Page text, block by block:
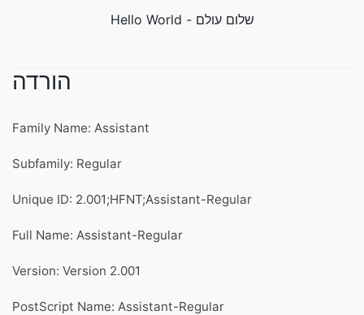
שלום עולם - Hello World
הורדה
Family Name: Assistant
Subfamily: Regular
Unique ID: 2.001;HFNT;Assistant-Regular
Full Name: Assistant-Regular
Version: Version 2.001
PostScript Name: Assistant-Regular